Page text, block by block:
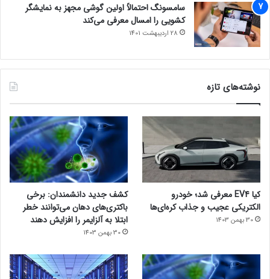
سامسونگ احتمالاً اولین گوشی مجهز به نمایشگر
کشویی را امسال معرفی می‌کند
28 اردیبهشت 1401
نوشته‌های تازه
کیا EV4 معرفی شد؛ خودرو
الکتریکی عجیب و جذاب کره‌ای‌ها
30 بهمن 1403
کشف جدید دانشمندان: برخی
باکتری‌های دهان می‌توانند خطر
ابتلا به آلزایمر را افزایش دهند
30 بهمن 1403